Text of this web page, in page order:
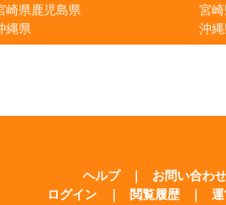
崎県鹿児島県
縄県
宮
沖
ヘルプ ｜ お問い合わせ
ログイン
｜ 閲覧履歴 ｜